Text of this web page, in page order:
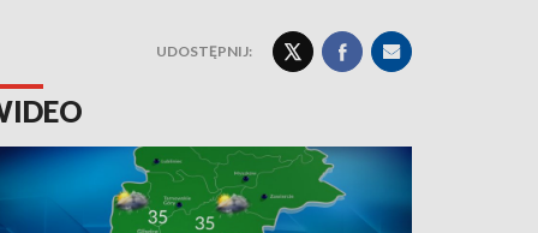
UDOSTĘPNIJ: